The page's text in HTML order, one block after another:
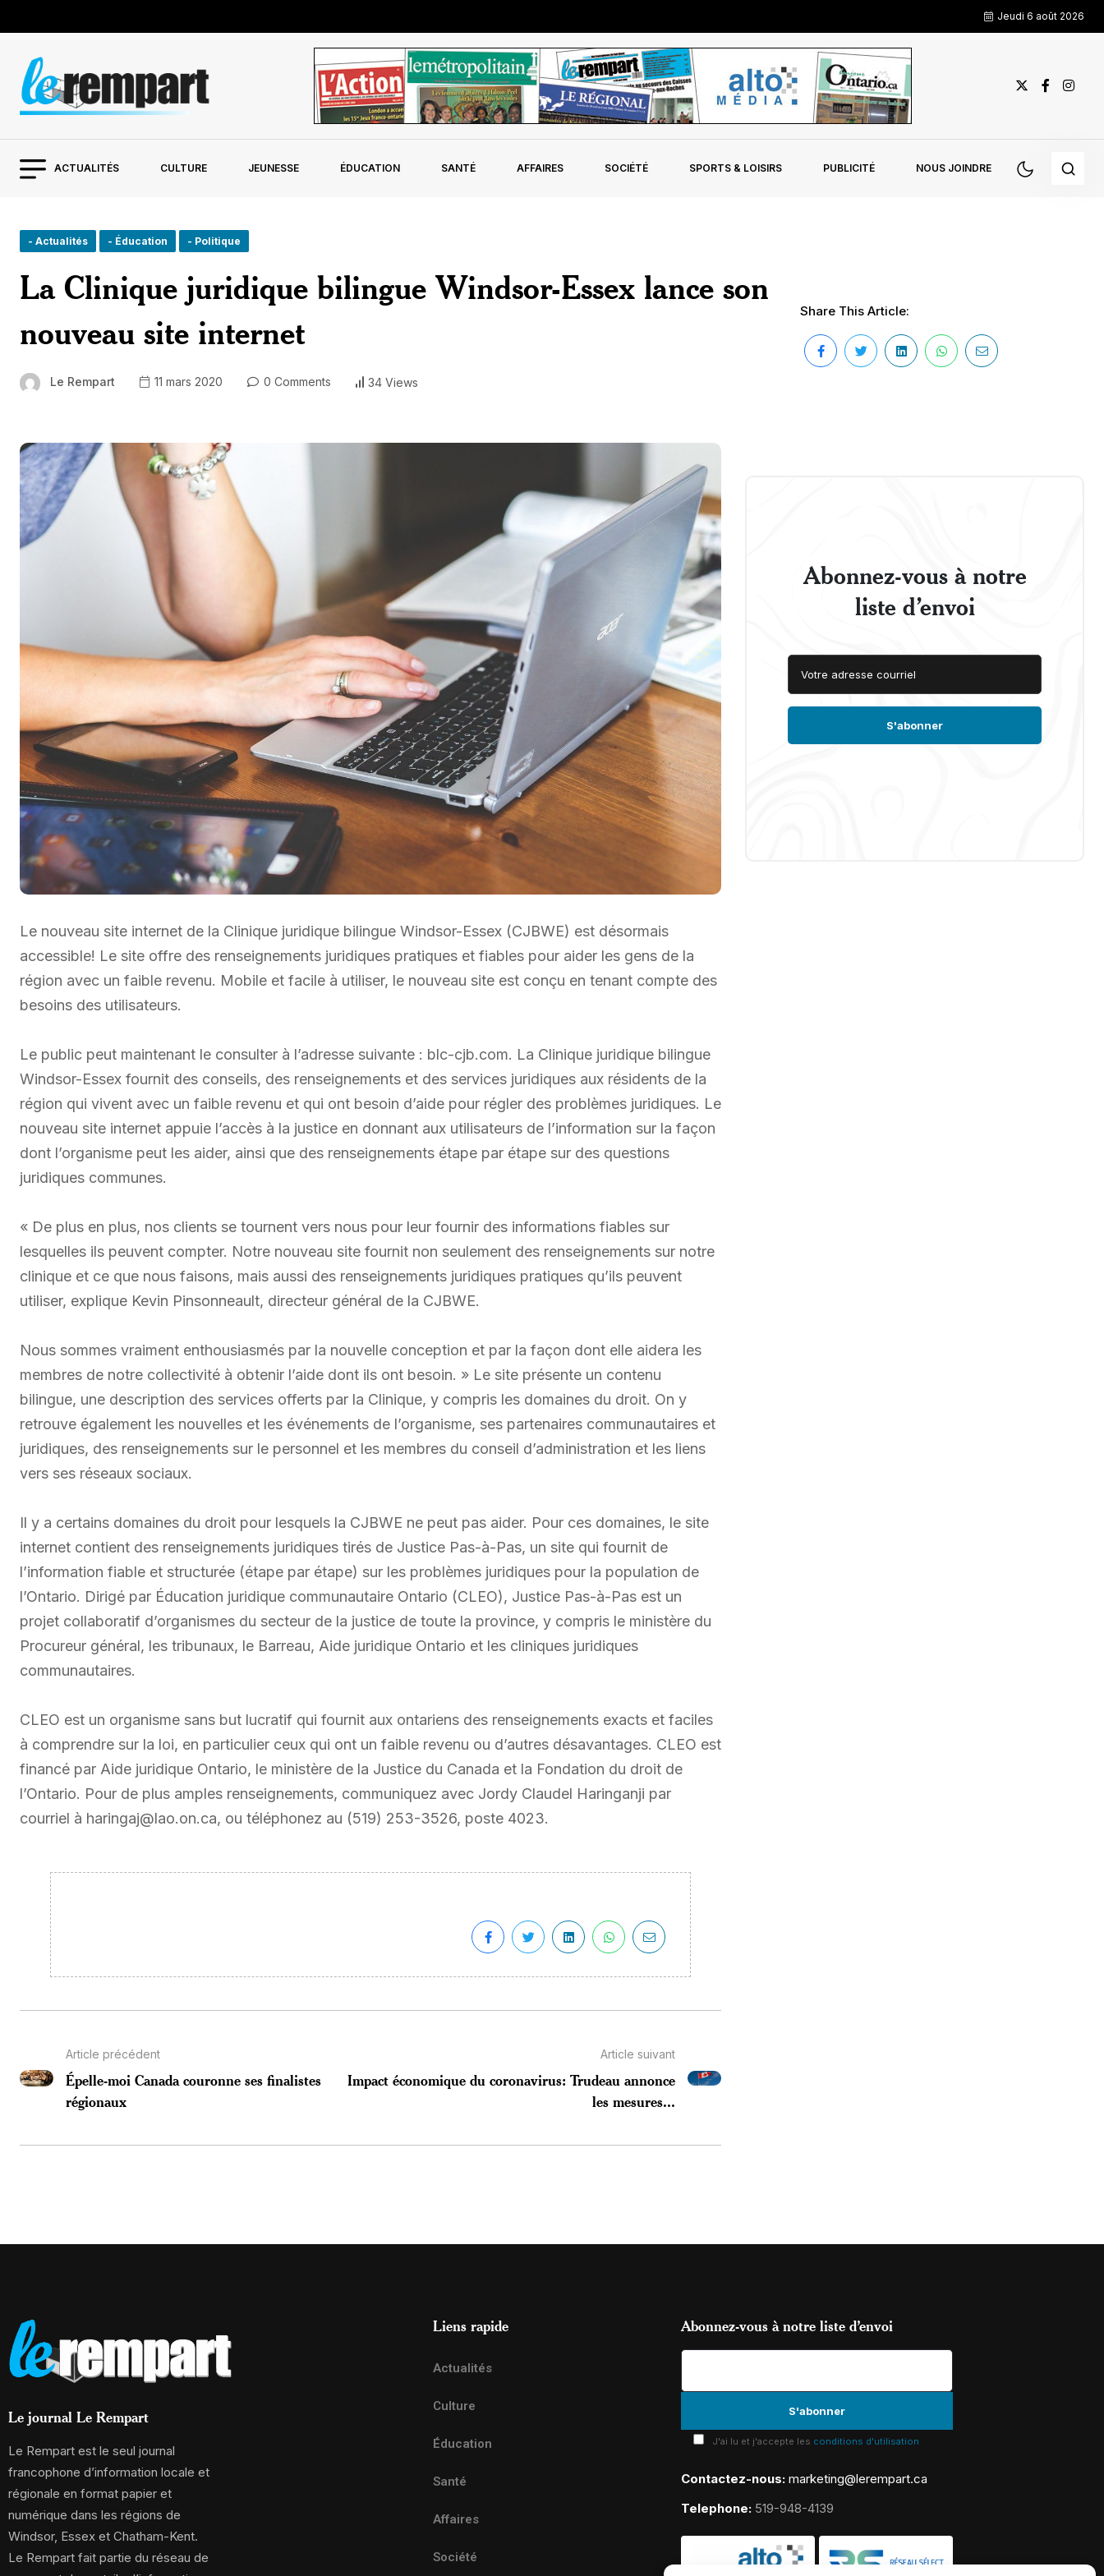
Jeudi 6 août 2026
ACTUALITÉS CULTURE JEUNESSE ÉDUCATION SANTÉ AFFAIRES SOCIÉTÉ SPORTS & LOISIRS PUBLICITÉ NOUS JOINDRE
- Actualités - Éducation - Politique
La Clinique juridique bilingue Windsor-Essex lance son
nouveau site internet
Le Rempart 11 mars 2020 0 Comments 34 Views
Share This Article:
Le nouveau site internet de la Clinique juridique bilingue Windsor-Essex (CJBWE) est désormais
accessible! Le site offre des renseignements juridiques pratiques et fiables pour aider les gens de la
région avec un faible revenu. Mobile et facile à utiliser, le nouveau site est conçu en tenant compte des
besoins des utilisateurs.
Le public peut maintenant le consulter à l’adresse suivante : blc-cjb.com. La Clinique juridique bilingue
Windsor-Essex fournit des conseils, des renseignements et des services juridiques aux résidents de la
région qui vivent avec un faible revenu et qui ont besoin d’aide pour régler des problèmes juridiques. Le
nouveau site internet appuie l’accès à la justice en donnant aux utilisateurs de l’information sur la façon
dont l’organisme peut les aider, ainsi que des renseignements étape par étape sur des questions
juridiques communes.
« De plus en plus, nos clients se tournent vers nous pour leur fournir des informations fiables sur
lesquelles ils peuvent compter. Notre nouveau site fournit non seulement des renseignements sur notre
clinique et ce que nous faisons, mais aussi des renseignements juridiques pratiques qu’ils peuvent
utiliser, explique Kevin Pinsonneault, directeur général de la CJBWE.
Nous sommes vraiment enthousiasmés par la nouvelle conception et par la façon dont elle aidera les
membres de notre collectivité à obtenir l’aide dont ils ont besoin. » Le site présente un contenu
bilingue, une description des services offerts par la Clinique, y compris les domaines du droit. On y
retrouve également les nouvelles et les événements de l’organisme, ses partenaires communautaires et
juridiques, des renseignements sur le personnel et les membres du conseil d’administration et les liens
vers ses réseaux sociaux.
Il y a certains domaines du droit pour lesquels la CJBWE ne peut pas aider. Pour ces domaines, le site
internet contient des renseignements juridiques tirés de Justice Pas-à-Pas, un site qui fournit de
l’information fiable et structurée (étape par étape) sur les problèmes juridiques pour la population de
l’Ontario. Dirigé par Éducation juridique communautaire Ontario (CLEO), Justice Pas-à-Pas est un
projet collaboratif d’organismes du secteur de la justice de toute la province, y compris le ministère du
Procureur général, les tribunaux, le Barreau, Aide juridique Ontario et les cliniques juridiques
communautaires.
CLEO est un organisme sans but lucratif qui fournit aux ontariens des renseignements exacts et faciles
à comprendre sur la loi, en particulier ceux qui ont un faible revenu ou d’autres désavantages. CLEO est
financé par Aide juridique Ontario, le ministère de la Justice du Canada et la Fondation du droit de
l’Ontario. Pour de plus amples renseignements, communiquez avec Jordy Claudel Haringanji par
courriel à haringaj@lao.on.ca, ou téléphonez au (519) 253-3526, poste 4023.
Article précédent
Épelle-moi Canada couronne ses finalistes
régionaux
Article suivant
Impact économique du coronavirus: Trudeau annonce
les mesures...
Abonnez-vous à notre
liste d’envoi
Le journal Le Rempart
Le Rempart est le seul journal
francophone d’information locale et
régionale en format papier et
numérique dans les régions de
Windsor, Essex et Chatham-Kent.
Le Rempart fait partie du réseau de
Liens rapide
Actualités
Culture
Éducation
Santé
Affaires
Société
Abonnez-vous à notre liste d’envoi
J'ai lu et j'accepte les conditions d'utilisation
Contactez-nous: marketing@lerempart.ca
Telephone: 519-948-4139